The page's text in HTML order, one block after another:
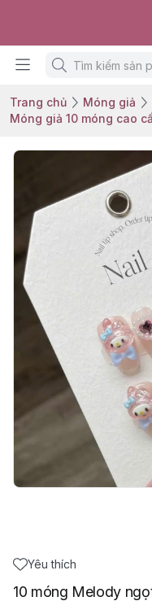
Trang chủ Móng giả
Móng giả 10 móng cao
Yêu thích
10 móng Melody